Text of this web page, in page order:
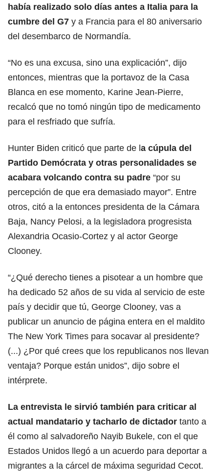
había realizado solo días antes a Italia para la
cumbre del G7 y a Francia para el 80 aniversario
del desembarco de Normandía.
“No es una excusa, sino una explicación”, dijo
entonces, mientras que la portavoz de la Casa
Blanca en ese momento, Karine Jean-Pierre,
recalcó que no tomó ningún tipo de medicamento
para el resfriado que sufría.
Hunter Biden criticó que parte de la cúpula del
Partido Demócrata y otras personalidades se
acabara volcando contra su padre “por su
percepción de que era demasiado mayor”. Entre
otros, citó a la entonces presidenta de la Cámara
Baja, Nancy Pelosi, a la legisladora progresista
Alexandria Ocasio-Cortez y al actor George
Clooney.
“¿Qué derecho tienes a pisotear a un hombre que
ha dedicado 52 años de su vida al servicio de este
país y decidir que tú, George Clooney, vas a
publicar un anuncio de página entera en el maldito
The New York Times para socavar al presidente?
(...) ¿Por qué crees que los republicanos nos llevan
ventaja? Porque están unidos”, dijo sobre el
intérprete.
La entrevista le sirvió también para criticar al
actual mandatario y tacharlo de dictador tanto a
él como al salvadoreño Nayib Bukele, con el que
Estados Unidos llegó a un acuerdo para deportar a
migrantes a la cárcel de máxima seguridad Cecot.